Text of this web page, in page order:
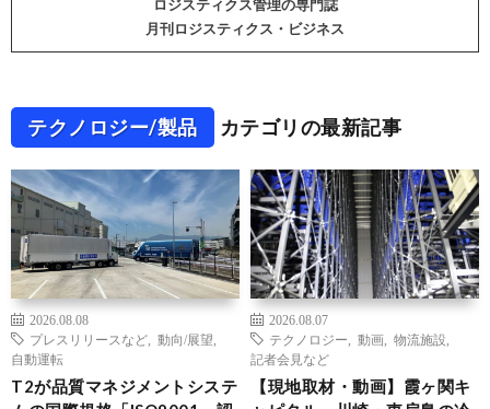
ロジスティクス管理の専門誌
月刊ロジスティクス・ビジネス
テクノロジー/製品 カテゴリの最新記事
2026.08.08
プレスリリースなど
動向/展望
自動運転
T2が品質マネジメントシステ
2026.08.07
テクノロジー
動画 物流施設
記者会見など
【現地取材・動画】霞ヶ関キ